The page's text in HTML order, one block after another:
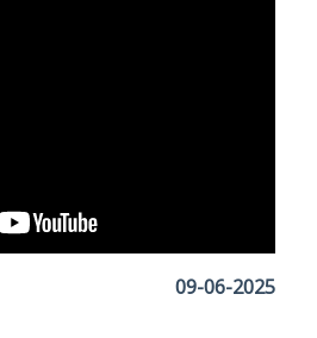
09-06-2025